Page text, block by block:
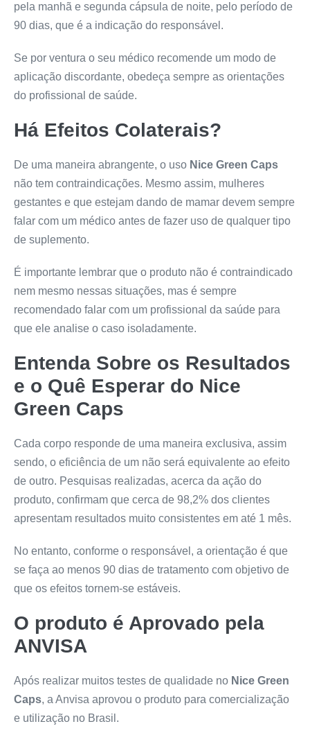
pela manhã e segunda cápsula de noite, pelo período de
90 dias, que é a indicação do responsável.
Se por ventura o seu médico recomende um modo de
aplicação discordante, obedeça sempre as orientações
do profissional de saúde.
Há Efeitos Colaterais?
De uma maneira abrangente, o uso Nice Green Caps
não tem contraindicações. Mesmo assim, mulheres
gestantes e que estejam dando de mamar devem sempre
falar com um médico antes de fazer uso de qualquer tipo
de suplemento.
É importante lembrar que o produto não é contraindicado
nem mesmo nessas situações, mas é sempre
recomendado falar com um profissional da saúde para
que ele analise o caso isoladamente.
Entenda Sobre os Resultados
e o Quê Esperar do Nice
Green Caps
Cada corpo responde de uma maneira exclusiva, assim
sendo, o eficiência de um não será equivalente ao efeito
de outro. Pesquisas realizadas, acerca da ação do
produto, confirmam que cerca de 98,2% dos clientes
apresentam resultados muito consistentes em até 1 mês.
No entanto, conforme o responsável, a orientação é que
se faça ao menos 90 dias de tratamento com objetivo de
que os efeitos tornem-se estáveis.
O produto é Aprovado pela
ANVISA
Após realizar muitos testes de qualidade no Nice Green
Caps, a Anvisa aprovou o produto para comercialização
e utilização no Brasil.